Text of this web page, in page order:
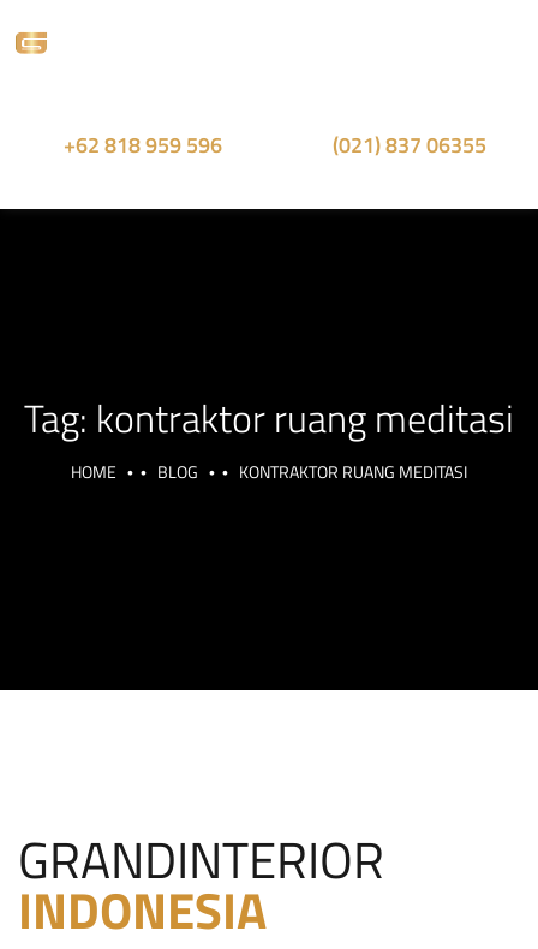
+62 818 959 596 (021) 837 06355
Tag: kontraktor ruang meditasi
HOME BLOG KONTRAKTOR RUANG MEDITASI
GRANDINTERIOR
INDONESIA